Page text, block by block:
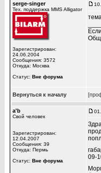
serge-singer
Тех. поддержка MMS Alligator
Зарегистрирован:
24.06.2004
Сообщения: 3572
Откуда: Москва
Статус: Вне форума
Вернуться к началу
a'b
Свой человек
Зарегистрирован:
12.04.2007
Сообщения: 39
Откуда: Пермь
Статус: Вне форума
09-